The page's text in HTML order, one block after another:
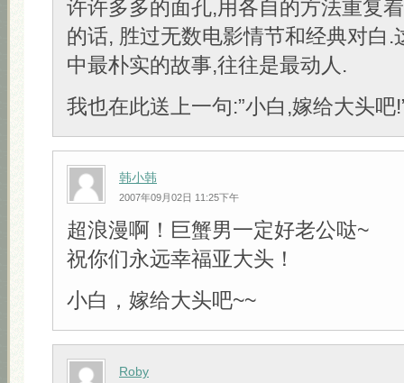
许许多多的面孔,用各自的方法重复
的话, 胜过无数电影情节和经典对白.
中最朴实的故事,往往是最动人.
我也在此送上一句:”小白,嫁给大头
韩小韩
2007年09月02日 11:25下午
超浪漫啊！巨蟹男一定好老公哒~
祝你们永远幸福亚大头！
小白，嫁给大头吧~~
Roby